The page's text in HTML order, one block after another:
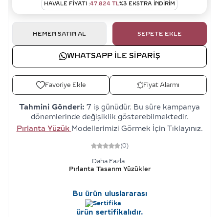
HAVALE FIYATI :47.824 TL%3 EKSTRA İNDİRİM
HEMEN SATIN AL SEPETE EKLE
WHATSAPP ILE SIPARIŞ
Favoriye Ekle Fiyat Alarmı
Tahmini Gönderi: 7 iş günüdür. Bu süre kampanya
dönemlerinde değişiklik gösterebilmektedir.
Pırlanta Yüzük Modellerimizi Görmek İçin Tıklayınız.
(0)
Daha Fazla
Pırlanta Tasarım Yüzükler
Bu ürün uluslararası
ürün sertifikalıdır.